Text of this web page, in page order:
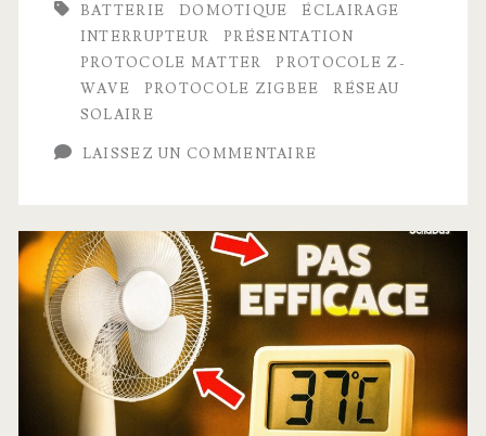
questions
sur
la
toutes
les
réponses
!
(questions-
BATTERIE DOMOTIQUE
ÉCLAIRAGE
INTERRUPTEUR
PRÉSENTATION
PROTOCOLE MATTER
PROTOCOLE Z-
WAVE
PROTOCOLE ZIGBEE
RÉSEAU
SOLAIRE
LAISSEZ UN COMMENTAIRE